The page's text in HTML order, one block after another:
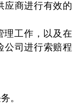
应商进行有效的
理工作，以及在
公司进行索赔程
。